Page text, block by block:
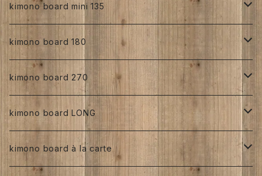
正絹
縮緬
kimono board mini 135
正絹
手書き
型染め
その他、紅型、ろうけつ等
人絹
手書き
型染め
その他
銘仙
kimono board 180
正絹
手書き
型染め
人絹
手書き
その他
kimono board 270
正絹
ろうけつ染め
人絹
kimono board LONG
正絹
kimono board à la carte